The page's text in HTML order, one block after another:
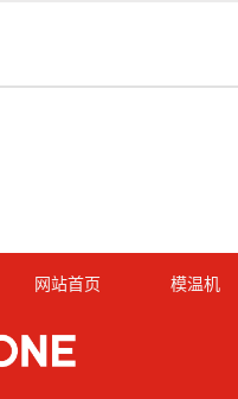
网站首页 模温机